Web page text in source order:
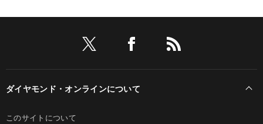
ダイヤモンド・オンラインについて
このサイトについて